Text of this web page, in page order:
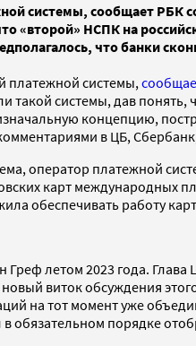
системы, сообщает РБК
НСПК на
что банки
платежной системы,
системы, дав
концепцию,
в ЦБ,
оператор платежной
карт международных
обеспечивать работу
летом 2023 года.
виток обсуждения
на тот момент уже
порядке